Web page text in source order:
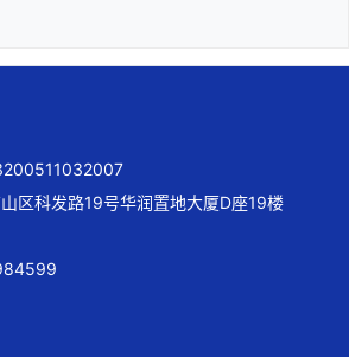
区科发路19号华润置地大厦D座19楼